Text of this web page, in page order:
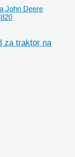
John Deere
za traktor na